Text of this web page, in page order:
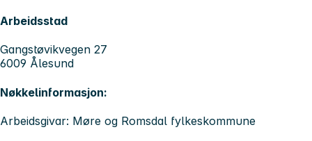
Arbeidsstad
Gangstøvikvegen 27
6009 Ålesund
Nøkkelinformasjon:
Arbeidsgivar: Møre og Romsdal fylkeskommune